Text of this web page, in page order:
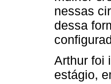
nessas
dessa
Arthur foi
estágio,